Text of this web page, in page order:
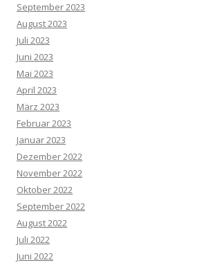
September 2023
August 2023
Juli 2023
Juni 2023
Mai 2023
April 2023
März 2023
Februar 2023
Januar 2023
Dezember 2022
November 2022
Oktober 2022
September 2022
August 2022
Juli 2022
Juni 2022